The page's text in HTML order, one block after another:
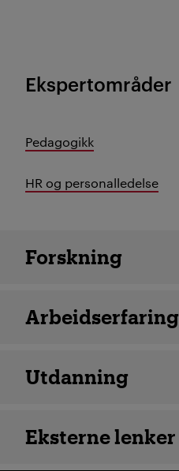
Ekspertområder
Pedagogikk
HR og personalledelse
Ansatte detaljer
Forskning
Arbeidserfaring
Utdanning
Eksterne lenker